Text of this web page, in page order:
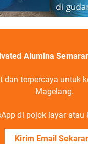
Alumina
dan terpercaya untuk
Magelang.
di pojok layar
Kirim Email